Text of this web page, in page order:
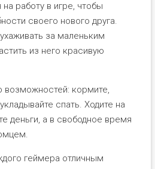
работу в игре, чтобы
своего нового друга.
за маленьким
из него красивую
возможностей: кормите,
спать. Ходите на
деньги, а в свободное время
геймера отличным